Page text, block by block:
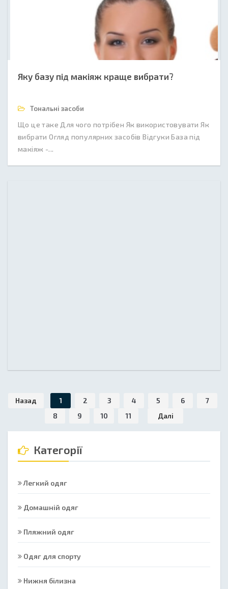
Яку базу під макіяж краще вибрати?
Тональні засоби
Що це таке Для чого потрібен Як використовувати Як
вибрати Огляд популярних засобів Відгуки База під
макіяж -...
Назад 1 2 3 4 5 6
7
8
9 10 11 Далі
Категорії
Легкий одяг
Домашній одяг
Пляжний одяг
Одяг для спорту
Нижня білизна